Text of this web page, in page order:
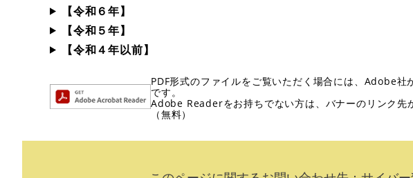
【令和６年】
【令和５年】
【令和４年以前】
PDF形式のファイルをご覧いただく場合には、Adobe
です。
Adobe Readerをお持ちでない方は、バナーのリンク先
（無料）